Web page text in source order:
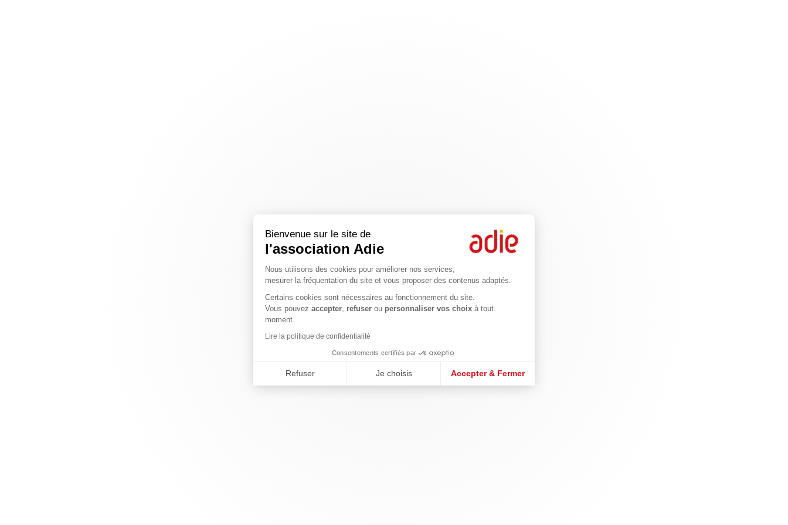
Bienvenue sur le site de
l'association Adie
Nous utilisons des cookies pour améliorer nos services,
mesurer la fréquentation du site et vous proposer des contenus adaptés.
Certains cookies sont nécessaires au fonctionnement du site.
Vous pouvez accepter, refuser ou personnaliser vos choix à tout
moment.
Lire la politique de confidentialité
Consentements certifiés par
Refuser Je choisis Accepter & Fermer
Axeptio consent